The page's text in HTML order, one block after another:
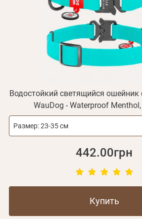
Водостойкий светящийся ошейник
WauDog - Waterproof
Размер:23-35 см
442.00грн
Купить
Отправить
Регистрация
или с помощью
Получать уведомления оОтправить
Вспомнили пароль?
Не пришло письмо?
ваша учетная запись не